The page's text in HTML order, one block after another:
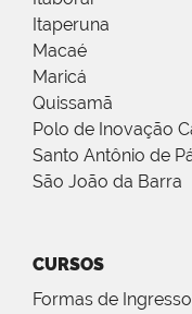
Itaperuna
Macaé
Maricá
Quissamã
Polo de Inovação
Santo Antônio de
São João da Barra
CURSOS
Formas de Ingresso